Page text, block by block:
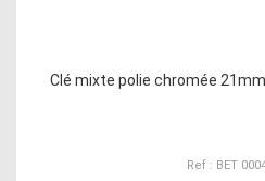
Clé mixte polie chromée
Ref : BET